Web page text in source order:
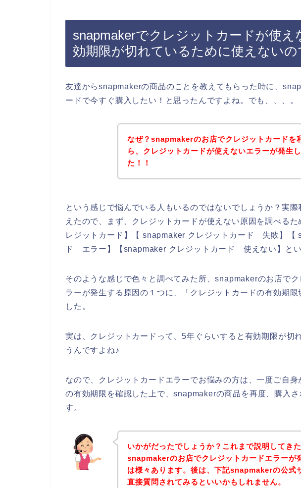
snapmakerでクレジットカードが使え
効期限が切れているために使えないの
友達からsnapmakerの商品のことを教えてもらった時に、
ードで今すぐ購入したい！と思ったんですよね。でも、、、。
なぜ？snapmakerのお店でクレジットカードを
ら、クレジットカードが使えないエラーが発生
た！！
という感じで悩んでいる人もいるのではないでしょうか？実
えたので、まず、クレジットカードが使えない原因を調べる
レジットカード】【 snapmaker クレジットカード 失敗】【
ド エラー】【snapmaker クレジットカード 使えない】とい
そのような感じで色々と調べてみた所、snapmakerのお店で
ラーが発生する原因の１つに、「クレジットカードの有効期限
した。
実は、クレジットカードって、5年ぐらいすると有効期限が切
うんですよね♪
なので、クレジットカードエラーでお悩みの方は、一度ご自
の有効期限を確認した上で、snapmakerの商品を再度、購入
す。
いかがだったでしょうか？これまで説明してきた
snapmakerのお店でクレジットカードエラーが
は様々あります。後は、下記snapmakerの公式
直接質問されてみるといいかもしれません。